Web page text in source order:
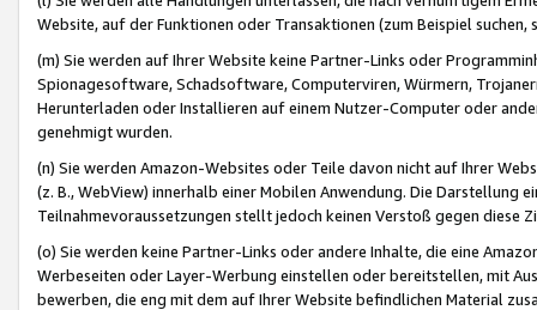
Website, auf der Funktionen oder Transaktionen (zum Beispiel
(m) Sie werden auf Ihrer Website keine Partner-Links oder
Spionagesoftware, Schadsoftware, Computerviren, Würmern,
Herunterladen oder Installieren auf einem Nutzer-Computer oder
genehmigt wurden.
(n) Sie werden Amazon-Websites oder Teile davon nicht auf Ihrer
(z. B., WebView) innerhalb einer Mobilen Anwendung. Die Darstellung
Teilnahmevoraussetzungen stellt jedoch keinen Verstoß gegen diese
(o) Sie werden keine Partner-Links oder andere Inhalte, die eine
Werbeseiten oder Layer-Werbung einstellen oder bereitstellen, mit
bewerben, die eng mit dem auf Ihrer Website befindlichen Material